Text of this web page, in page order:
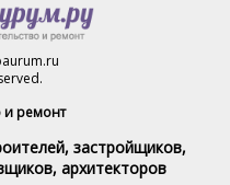
и ремонт
застройщиков,
архитекторов